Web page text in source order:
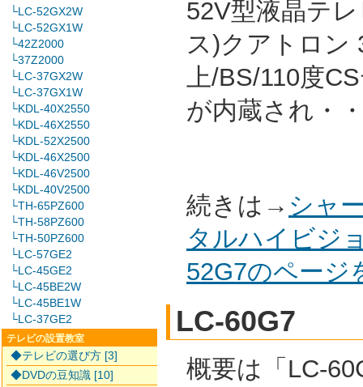
52V型液晶テ
ス)クアトロン
上/BS/110度
が内蔵され・
続きは→ シャ
タルハイビジ
52G7のページ
LC-60G7
概要は「LC-
└LC-52GX2W
└LC-52GX1W
└42Z2000
└37Z2000
└LC-37GX2W
└LC-37GX1W
└KDL-40X2550
└KDL-46X2550
└KDL-52X2500
└KDL-46X2500
└KDL-46V2500
└KDL-40V2500
└TH-65PZ600
└TH-58PZ600
└TH-50PZ600
└LC-57GE2
└LC-45GE2
└LC-45BE2W
└LC-45BE1W
└LC-37GE2
テレビの設置教室
◆テレビの選び方 [3]
◆DVDの豆知識 [10]